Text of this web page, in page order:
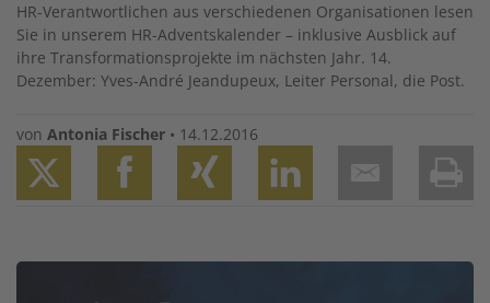
HR-Verantwortlichen aus verschiedenen Organisationen lesen
Sie in unserem HR-Adventskalender – inklusive Ausblick auf
ihre Transformationsprojekte im nächsten Jahr. 14.
Dezember: Yves-André Jeandupeux, Leiter Personal, die Post.
von Antonia Fischer • 14.12.2016